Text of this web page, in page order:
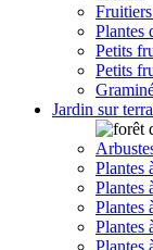
Plantes
Petits
Petits
Jardin sur
Plantes
Plantes
Plantes
Plantes
Plantes